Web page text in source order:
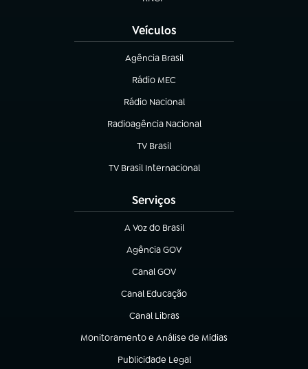
(abre em nova aba)
Veículos
Agência Brasil
(abre em nova aba)
Rádio MEC
(abre em nova aba)
Rádio Nacional
Radioagência Nacional
(abre em nova aba)
TV Brasil
(abre em nova aba)
TV Brasil Internacional
(abre em nova aba)
Serviços
A Voz do Brasil
(abre em nova aba)
Agência GOV
(abre em nova aba)
Canal GOV
(abre em nova aba)
Canal Educação
(abre em nova aba)
Canal Libras
(abre em nova aba)
Monitoramento e Análise de Mídias
(abre em nova aba)
Publicidade Legal
(abre em nova aba)